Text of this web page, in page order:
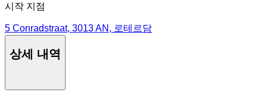
시작 지점
5 Conradstraat, 3013 AN, 로테르담
상세 내역